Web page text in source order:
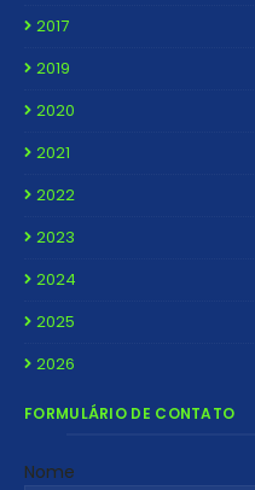
2017
2019
2020
2021
2022
2023
2024
2025
2026
FORMULÁRIO DE CONTATO
Nome